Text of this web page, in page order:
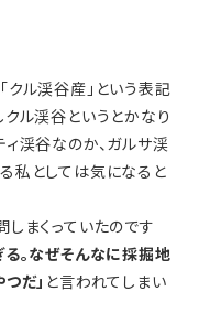
クル渓谷産」という表記
クル渓谷というとかなり
ィ渓谷なのか、ガルサ渓
私としては気になると
しまくっていたのです
る。なぜそんなに採掘地
だ」 と言われてしまい